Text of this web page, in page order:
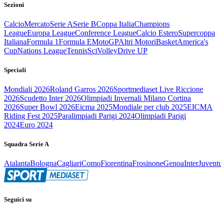
Sezioni
CalcioMercatoSerie ASerie BCoppa ItaliaChampions
LeagueEuropa LeagueConference LeagueCalcio EsteroSupercoppa
ItalianaFormula 1Formula EMotoGPAltri MotoriBasketAmerica's
CupNations LeagueTennisSciVolleyDrive UP
Speciali
Mondiali 2026Roland Garros 2026Sportmediaset Live Riccione
2026Scudetto Inter 2026Olimpiadi Invernali Milano Cortina
2026Super Bowl 2026Eicma 2025Mondiale per club 2025EICMA
Riding Fest 2025Paralimpiadi Parigi 2024Olimpiadi Parigi
2024Euro 2024
Squadra Serie A
AtalantaBolognaCagliariComoFiorentinaFrosinoneGenoaInter
Seguici su